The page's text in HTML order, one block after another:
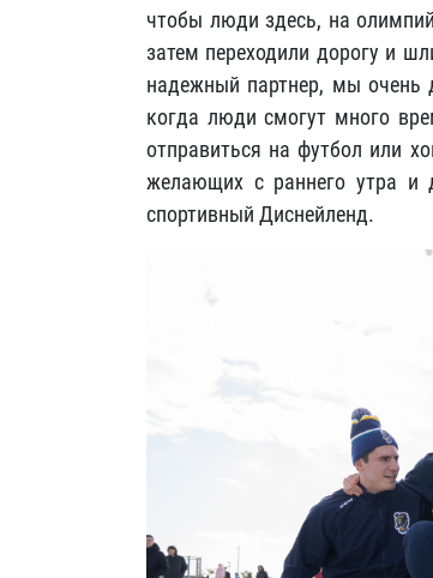
чтобы люди здесь, на
затем переходили дорогу и
надежный партнер, мы очень
когда люди смогут много
отправиться на футбол или
желающих с раннего утра и
спортивный Диснейленд.